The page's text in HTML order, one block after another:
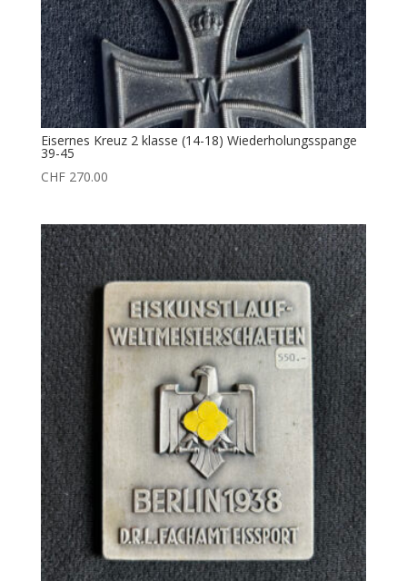
Eisernes Kreuz 2 klasse (14-18) Wiederholungsspange
39-45
CHF270.00